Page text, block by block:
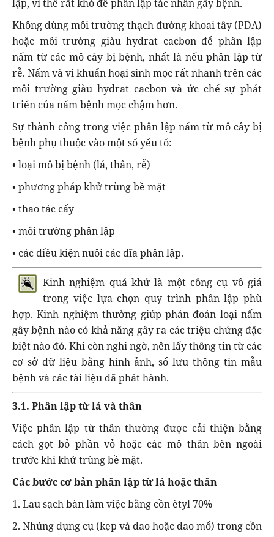
lập, vì thế rất khó để phân lập tác nhân gây bệnh.
Không dùng môi trường thạch đường khoai tây (PDA)
hoặc môi trường giàu hydrat cacbon để phân lập
nấm từ các mô cây bị bệnh, nhất là nếu phân lập từ
rễ. Nấm và vi khuẩn hoại sinh mọc rất nhanh trên các
môi trường giàu hydrat cacbon và ức chế sự phát
triển của nấm bệnh mọc chậm hơn.
Sự thành công trong việc phân lập nấm từ mô cây bị
bệnh phụ thuộc vào một số yếu tố:
• loại mô bị bệnh (lá, thân, rễ)
• phương pháp khử trùng bề mặt
• thao tác cấy
• môi trường phân lập
• các điều kiện nuôi các đĩa phân lập.
Kinh nghiệm quá khứ là một công cụ vô giá
trong việc lựa chọn quy trình phân lập phù
hợp. Kinh nghiệm thường giúp phán đoán loại nấm
gây bệnh nào có khả năng gây ra các triệu chứng đặc
biệt nào đó. Khi còn nghi ngờ, nên lấy thông tin từ các
cơ sở dữ liệu bằng hình ảnh, sổ lưu thông tin mẫu
bệnh và các tài liệu đã phát hành.
3.1. Phân lập từ lá và thân
Việc phân lập từ thân thường được cải thiện bằng
cách gọt bỏ phần vỏ hoặc các mô thân bên ngoài
trước khi khử trùng bề mặt.
Các bước cơ bản phân lập từ lá hoặc thân
1. Lau sạch bàn làm việc bằng cồn êtyl 70%
2. Nhúng dụng cụ (kẹp và dao hoặc dao mổ) trong cồn